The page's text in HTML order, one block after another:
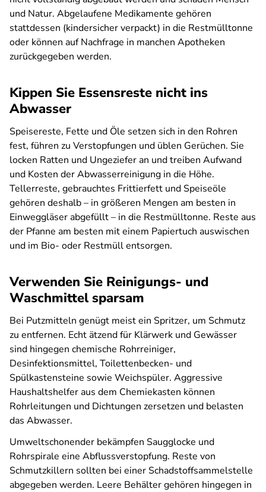
und Natur. Abgelaufene Medikamente gehören
stattdessen (kindersicher verpackt) in die Restmülltonne
oder können auf Nachfrage in manchen Apotheken
zurückgegeben werden.
Kippen Sie Essensreste nicht ins
Abwasser
Speisereste, Fette und Öle setzen sich in den Rohren
fest, führen zu Verstopfungen und üblen Gerüchen. Sie
locken Ratten und Ungeziefer an und treiben Aufwand
und Kosten der Abwasserreinigung in die Höhe.
Tellerreste, gebrauchtes Frittierfett und Speiseöle
gehören deshalb – in größeren Mengen am besten in
Einweggläser abgefüllt – in die Restmülltonne. Reste aus
der Pfanne am besten mit einem Papiertuch auswischen
und im Bio- oder Restmüll entsorgen.
Verwenden Sie Reinigungs- und
Waschmittel sparsam
Bei Putzmitteln genügt meist ein Spritzer, um Schmutz
zu entfernen. Echt ätzend für Klärwerk und Gewässer
sind hingegen chemische Rohrreiniger,
Desinfektionsmittel, Toilettenbecken- und
Spülkastensteine sowie Weichspüler. Aggressive
Haushaltshelfer aus dem Chemiekasten können
Rohrleitungen und Dichtungen zersetzen und belasten
das Abwasser.
Umweltschonender bekämpfen Saugglocke und
Rohrspirale eine Abflussverstopfung. Reste von
Schmutzkillern sollten bei einer Schadstoffsammelstelle
abgegeben werden. Leere Behälter gehören hingegen in